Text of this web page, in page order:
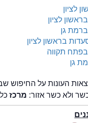
לציון
בראשון לציון
גן
העונות על החיפוש
ולא כשר אזור: מרכז